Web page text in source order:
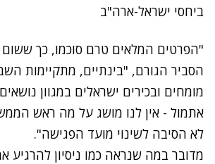
ביחסי ישראל-ארה"ב
"הפרטים המלאים טרם סוכמו, כך
הסביר הגורם, "בינתיים, מתקיימות
מומחים ובכירים ישראלים במגוון
אתמול - אין לנו מושג על מה ראש
לא הסיבה לשינוי מועד הפגישה".
מדובר במה שנראה כמו ניסיון להרגיע